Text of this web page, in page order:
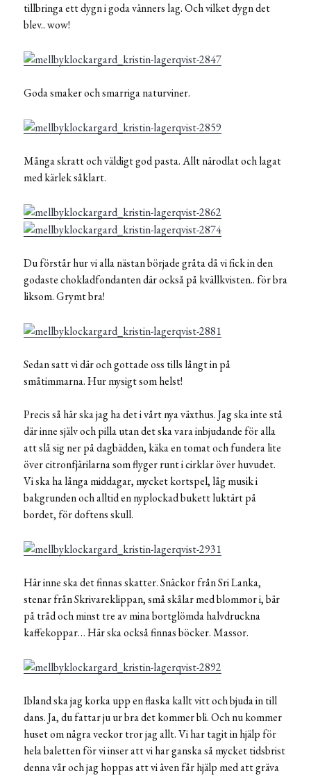
tillbringa ett dygn i goda vänners lag. Och vilket dygn det
blev.. wow!
Goda smaker och smarriga naturviner.
Många skratt och väldigt god pasta. Allt närodlat och lagat
med kärlek såklart.
Du förstår hur vi alla nästan började gråta då vi fick in den
godaste chokladfondanten där också på kvällkvisten.. för bra
liksom. Grymt bra!
Sedan satt vi där och gottade oss tills långt in på
småtimmarna. Hur mysigt som helst!
Precis så här ska jag ha det i vårt nya växthus. Jag ska inte stå
där inne själv och pilla utan det ska vara inbjudande för alla
att slå sig ner på dagbädden, käka en tomat och fundera lite
över citronfjärilarna som flyger runt i cirklar över huvudet.
Vi ska ha långa middagar, mycket kortspel, låg musik i
bakgrunden och alltid en nyplockad bukett luktärt på
bordet, för doftens skull.
Här inne ska det finnas skatter. Snäckor från Sri Lanka,
stenar från Skrivareklippan, små skålar med blommor i, bär
på tråd och minst tre av mina bortglömda halvdruckna
kaffekoppar… Här ska också finnas böcker. Massor.
Ibland ska jag korka upp en flaska kallt vitt och bjuda in till
dans. Ja, du fattar ju ur bra det kommer bli. Och nu kommer
huset om några veckor tror jag allt. Vi har tagit in hjälp för
hela baletten för vi inser att vi har ganska så mycket tidsbrist
denna vår och jag hoppas att vi även får hjälp med att gräva